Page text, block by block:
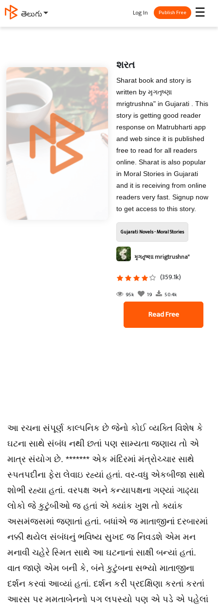
తెలుగు ☰
Log In Publish Free
શરત
Sharat book and story is
written by મૃગતૃષ્ણા
mrigtrushna" in Gujarati . This
story is getting good reader
response on Matrubharti app
and web since it is published
free to read for all readers
online. Sharat is also popular
in Moral Stories in Gujarati
and it is receiving from online
readers very fast. Signup now
to get access to this story.
Gujarati Novels - Moral Stories
મૃગતૃષ્ણા mrigtrushna"
(359.1k)
95k 19 50.4k
Read Free
આ રચના સંપૂર્ણ કાલ્પનિક છે જેનો કોઈ વ્યક્તિ વિશેષ કે
ઘટના સાથે સંબંધ નથી છતાં પણ સામ્યતા જણાય તો એ
માત્ર સંયોગ છે. ******* એક મંદિરમાં મંત્રોચ્ચાર સાથે
સ્પતપદીના ફેરા લેવાઇ રહ્યાં હતાં. વર-વધુ એકબીજા સાથે
શોભી રહ્યા હતાં. વરપક્ષ અને કન્યાપક્ષના ગણ્યાં ગાઢ્યા
લોકો જે કુટુંબીઓ જ હતાં એ ક્યાંક ખુશ તો ક્યાંક
અસમંજસમાં જણાતાં હતાં. બધાંએ જ માતાજીનાં દરબારમાં
નક્કી થયેલ સંબંધનું ભવિષ્ય સુખદ જ નિવડશે એમ મન
મનાવી ચહેરે સ્મિત સાથે આ ઘટનાનાં સાક્ષી બન્યાં હતાં.
વાત જાણે એમ બની કે, બંને કુટુંબના સભ્યો માતાજીના
દર્શન કરવાં આવ્યાં હતાં. દર્શન કરી પ્રદક્ષિણા કરતાં કરતાં
આરસ પર મમતાબેનનો પગ લપસ્યો પણ એ પડે એ પહેલાં